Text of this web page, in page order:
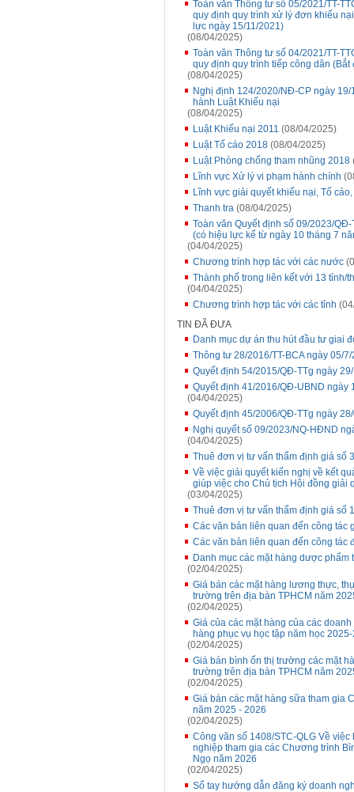
Toàn văn Thông tư số 05/2021/TT-
quy định quy trình xử lý đơn khiếu
lực ngày 15/11/2021)
(08/04/2025)
Toàn văn Thông tư số 04/2021/TT-
quy định quy trình tiếp công dân
(08/04/2025)
Nghị định 124/2020/NĐ-CP ngày
hành Luật Khiếu nại
(08/04/2025)
Luật Khiếu nại 2011 (08/04/2025)
Luật Tố cáo 2018 (08/04/2025)
Luật Phòng chống tham nhũng 2018
Lĩnh vực Xử lý vi phạm hành chính
Lĩnh vực giải quyết khiếu nại, Tố
Thanh tra (08/04/2025)
Toàn văn Quyết định số 09/2023/
(có hiệu lực kể từ ngày 10 tháng 7
(04/04/2025)
Chương trình hợp tác với các nước
Thành phố trong liên kết với 13 tỉnh/
(04/04/2025)
Chương trình hợp tác với các tỉnh
TIN ĐÃ ĐƯA
Danh mục dự án thu hút đầu tư giai
Thông tư 28/2016/TT-BCA ngày 05/
Quyết định 54/2015/QĐ-TTg ngày
Quyết định 41/2016/QĐ-UBND ngày
(04/04/2025)
Quyết định 45/2006/QĐ-TTg ngày
Nghị quyết số 09/2023/NQ-HĐND
(04/04/2025)
Thuê đơn vị tư vấn thẩm định giá số
Về việc giải quyết kiến nghị về kết
giúp việc cho Chủ tịch Hội đồng giải
(03/04/2025)
Thuê đơn vị tư vấn thẩm định giá số
Các văn bản liên quan đến công tác
Các văn bản liên quan đến công tác
Danh mục các mặt hàng dược
(02/04/2025)
Giá bán các mặt hàng lương thực,
trường trên địa bàn TPHCM năm
(02/04/2025)
Giá của các mặt hàng của các
hàng phục vụ học tập năm học
(02/04/2025)
Giá bán bình ổn thị trường các mặt
trường trên địa bàn TPHCM năm
(02/04/2025)
Giá bán các mặt hàng sữa tham gia
năm 2025 - 2026
(02/04/2025)
Công văn số 1408/STC-QLG Về
nghiệp tham gia các Chương trình
Ngọ năm 2026
(02/04/2025)
Sổ tay hướng dẫn đăng ký doanh